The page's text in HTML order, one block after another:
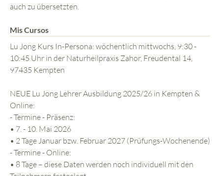
auch zu übersetzten.
Mis Cursos
Lu Jong Kurs In-Persona: wöchentlich mittwochs, 9:30 -
10:45 Uhr in der Naturheilpraxis Zahor, Freudental 14,
97435 Kempten
NEUE Lu Jong Lehrer Ausbildung 2025/26 in Kempten &
Online:
- Termine - Präsenz:
• 7. - 10. Mai 2026
• 2 Tage Januar bzw. Februar 2027 (Prüfungs-Wochenende)
- Termine - Online:
• 8 Tage – diese Daten werden noch individuell mit den